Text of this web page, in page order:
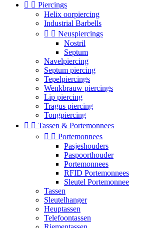
  Piercings
Helix oorpiercing
Industrial Barbells
  Neuspiercings
Nostril
Septum
Navelpiercing
Septum piercing
Tepelpiercings
Wenkbrauw piercings
Lip piercing
Tragus piercing
Tongpiercing
  Tassen & Portemonnees
  Portemonnees
Pasjeshouders
Paspoorthouder
Portemonnees
RFID Portemonnees
Sleutel Portemonnee
Tassen
Sleutelhanger
Heuptassen
Telefoontassen